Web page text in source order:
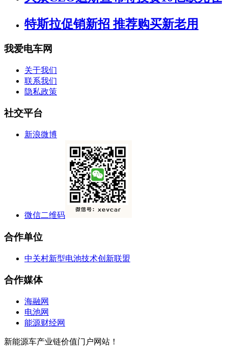
特斯拉促销新招 推荐购买新老用
我爱电车网
关于我们
联系我们
隐私政策
社交平台
新浪微博
微信二维码
合作单位
中关村新型电池技术创新联盟
合作媒体
海融网
电池网
能源财经网
新能源车产业链价值门户网站！